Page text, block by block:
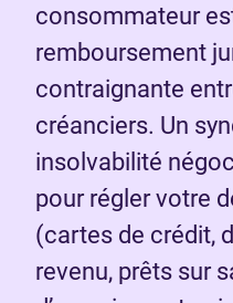
consommateur
remboursement
contraignante
créanciers. Un
insolvabilité
pour régler votre
(cartes de crédit,
revenu, prêts sur